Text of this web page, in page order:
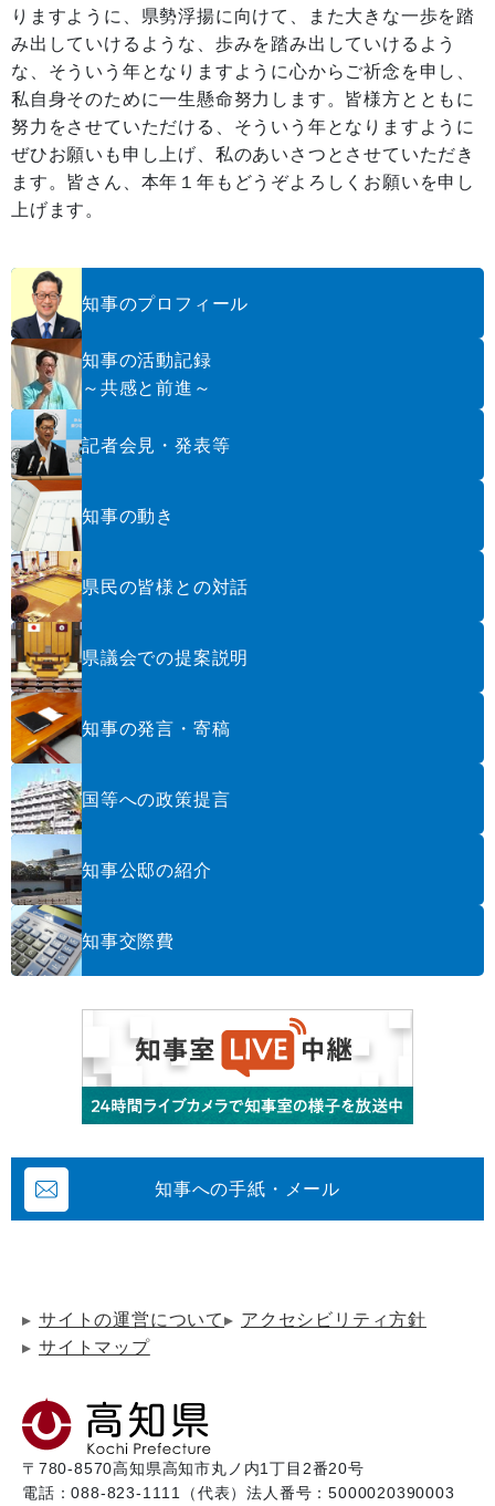
りますように、県勢浮揚に向けて、また大きな一歩を踏
み出していけるような、歩みを踏み出していけるよう
な、そういう年となりますように心からご祈念を申し、
私自身そのために一生懸命努力します。皆様方とともに
努力をさせていただける、そういう年となりますように
ぜひお願いも申し上げ、私のあいさつとさせていただき
ます。皆さん、本年１年もどうぞよろしくお願いを申し
上げます。
知事のプロフィール
知事の活動記録
～共感と前進～
記者会見・発表等
知事の動き
県民の皆様との対話
県議会での提案説明
知事の発言・寄稿
国等への政策提言
知事公邸の紹介
知事交際費
知事への手紙・メール
サイトの運営について
アクセシビリティ方針
サイトマップ
〒780-8570高知県高知市丸ノ内1丁目2番20号
電話：088-823-1111（代表）法人番号：5000020390003